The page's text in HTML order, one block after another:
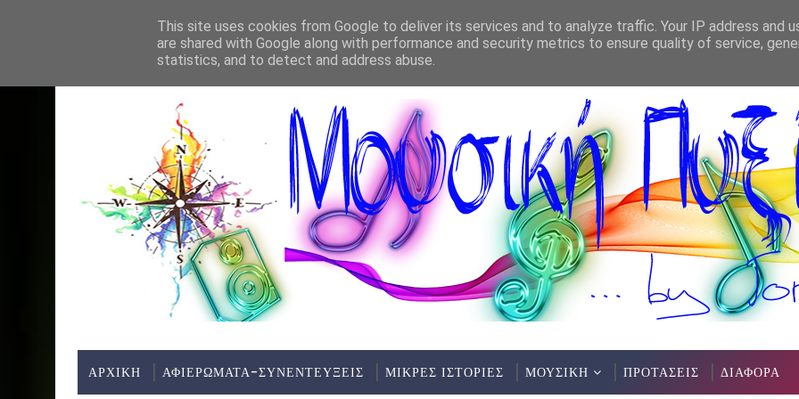
About Contact
ΤΕΛΕΥΤΑΊΑ ΝΈΑ:
ΑΡΧΙΚΗ ΑΦΙΕΡΩΜΑΤΑ-ΣΥΝΕΝΤΕΥΞΕΙΣ ΜΙΚΡΕΣ ΙΣΤΟΡΙΕΣ ΜΟΥΣΙΚΗ ΠΡΟΤΑΣΕΙΣ ΔΙΑΦΟΡΑ
This site uses cookies from Google to deliver its services and to analyze traffic. Your IP address and
are shared with Google along with performance and security metrics to ensure quality of service,
statistics, and to detect and address abuse.